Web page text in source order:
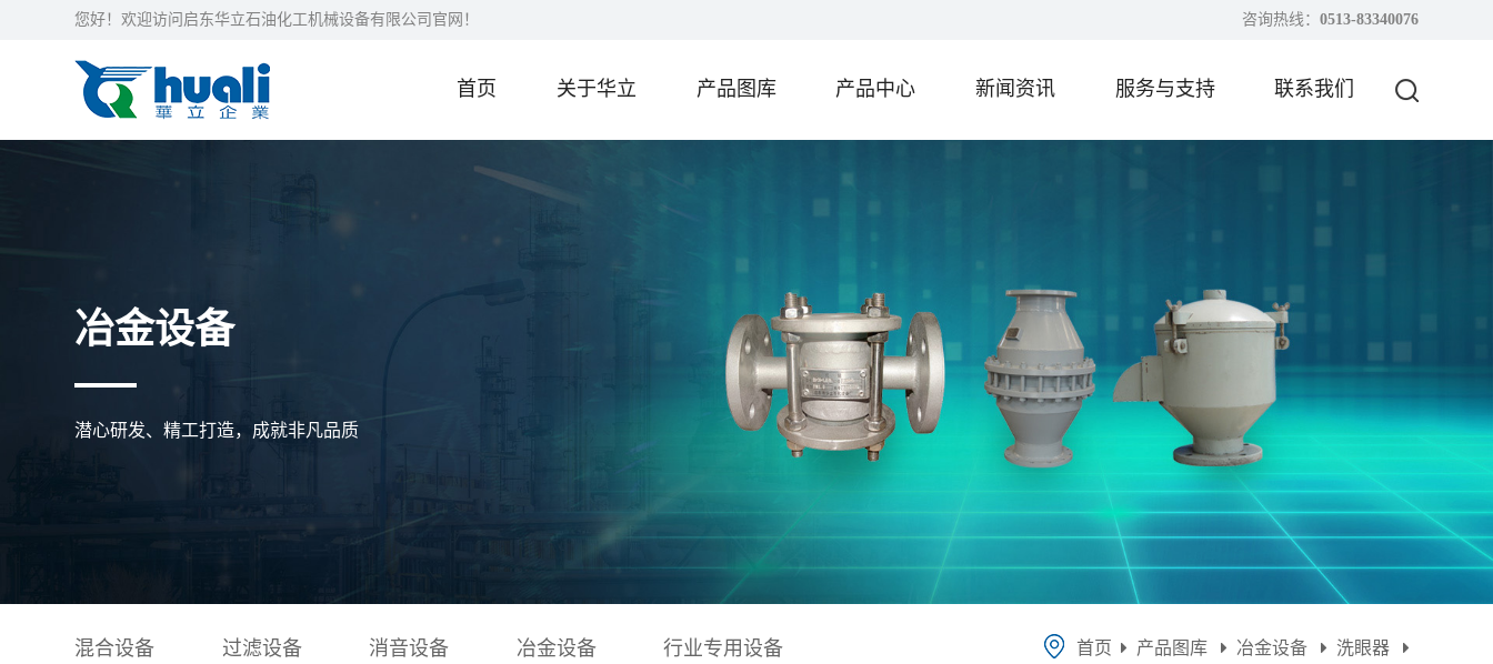
您好！欢迎访问启东华立石油化工机械设备有限公司官网！ 咨询热线： 0513-83340076
首页 关于华立 产品图库 产品中心 新闻资讯 服务与支持 联系我们
冶金设备
潜心研发、精工打造，成就非凡品质
混合设备 过滤设备 消音设备 冶金设备 行业专用设备 首页 产品图库 冶金设备 洗眼器